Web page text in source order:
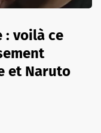
: voilà ce
et Naruto